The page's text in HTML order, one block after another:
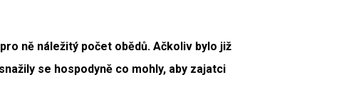
ně náležitý počet obědů. Ačkoliv bylo již
se hospodyně co mohly, aby zajatci